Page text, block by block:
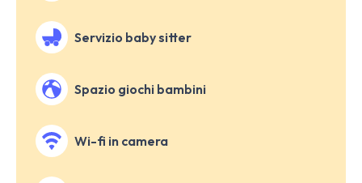
Servizio baby sitter
Spazio giochi bambini
Wi-fi in camera